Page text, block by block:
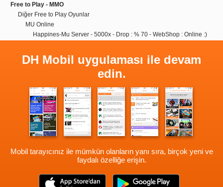
Free to Play - MMO
Diğer Free to Play Oyunlar
MU Online
Happines-Mu Server - 5000x - Drop : % 70 - WebShop : Online :)
DH Mobil uygulaması ile devam
edin.
Mobil tarayıcınız ile mümkün olanların yanı sıra, birçok yeni ve
faydalı özelliğe erişin.